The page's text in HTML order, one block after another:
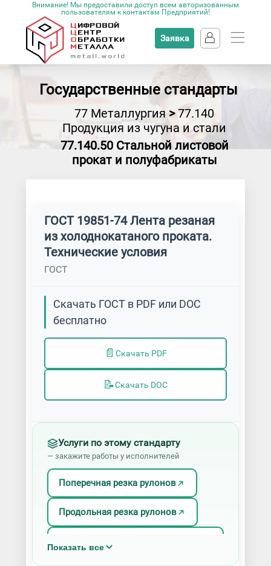
Внимание! Мы предоставили доступ всем авторизованным
пользователям к контактам Предприятий!
Заявка
Государственные стандарты
77 Металлургия >77.140
Продукция из чугуна и стали
77.140.50 Стальной листовой
прокат и полуфабрикаты
ГОСТ 19851-74 Лента резаная
из холоднокатаного проката.
Технические условия
ГОСТ
Скачать ГОСТ в PDF или DOC
бесплатно
📄 Скачать PDF
📝Скачать DOC
Услуги по этому стандарту
— закажите работы у исполнителей
Поперечная резка рулонов
Продольная резка рулонов
Показать все